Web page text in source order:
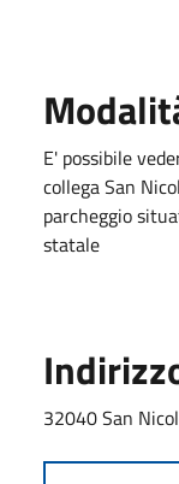
E' possibile
collega San
parcheggio
statale
32040 San